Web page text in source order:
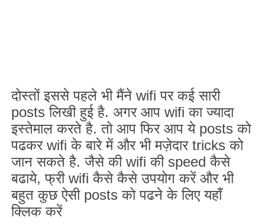
दोस्तों इससे पहले भी मैंनेwifiपर कई सारी
postsलिखी हुई है. अगर आपwifiका ज्यादा
इस्तेमाल करते है. तो आप फिर आप ये postsको
पढकरwifiके बारे में और भी मज़ेदारtricksको
जान सकते है. जैसे कीwifiकी speedकैसे
बढाये,फ्रीwifiकैसे कैसे उपयोग करें और भी
बहुत कुछ ऐसी postsको पढने के लिए यहाँ
क्लिक करें